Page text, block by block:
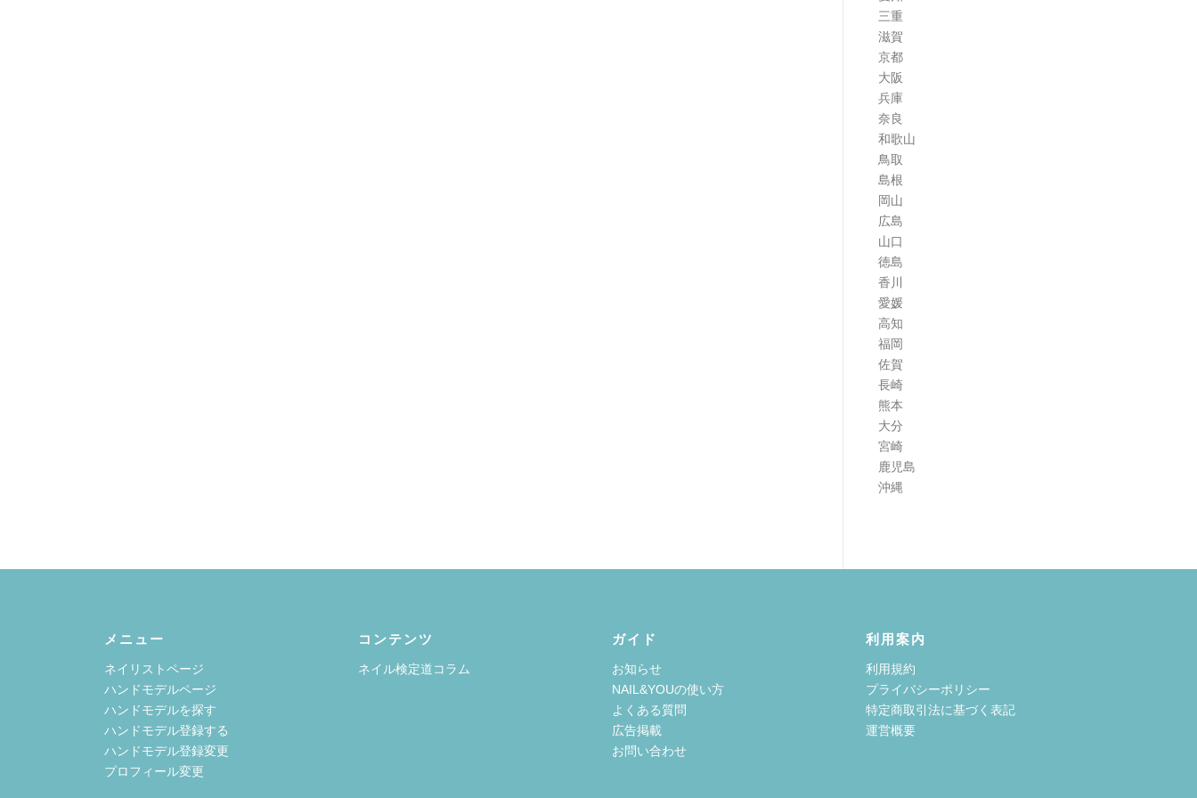
三重
滋賀
京都
大阪
兵庫
奈良
和歌山
鳥取
島根
岡山
広島
山口
徳島
香川
愛媛
高知
福岡
佐賀
長崎
熊本
大分
宮崎
鹿児島
沖縄
メニュー
ネイリストページ
ハンドモデルページ
ハンドモデルを探す
ハンドモデル登録する
ハンドモデル登録変更
プロフィール変更
コンテンツ
ネイル検定道コラム
ガイド
お知らせ
NAIL&YOUの使い方
よくある質問
広告掲載
お問い合わせ
利用案内
利用規約
プライバシーポリシー
特定商取引法に基づく表記
運営概要